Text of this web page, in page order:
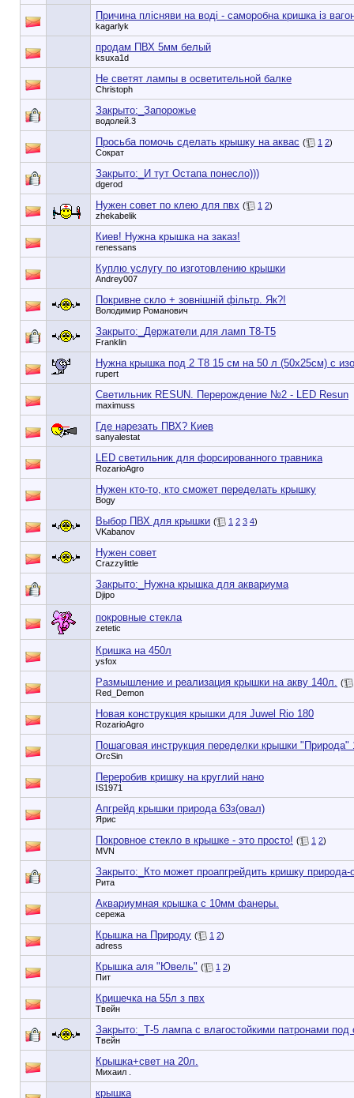
Причина плісняви на воді - саморобна кришка із
kagarlyk
продам ПВХ 5мм белый
ksuxa1d
Не светят лампы в осветительной балке
Christoph
Закрыто:_ Запорожье
водолей.3
Просьба помочь сделать крышку на аквас ( 1 2)
Сократ
Закрыто:_ И тут Остапа понесло)))
dgerod
Нужен совет по клею для пвх ( 1 2)
zhekabelik
Киев! Нужна крышка на заказ!
renessans
Куплю услугу по изготовлению крышки
Andrey007
Покривне скло + зовнішній фільтр. Як?!
Володимир Романович
Закрыто:_ Держатели для ламп Т8-Т5
Franklin
Нужна крышка под 2 T8 15 см на 50 л (50x25см) с
rupert
Светильник RESUN. Перерождение №2 - LED Resun
maximuss
Где нарезать ПВХ? Киев
sanyalestat
LED светильник для форсированного травника
RozarioAgro
Нужен кто-то, кто сможет переделать крышку
Bogy
Выбор ПВХ для крышки ( 1 2 3 4)
VKabanov
Нужен совет
Crazzylittle
Закрыто:_ Нужна крышка для аквариума
Djipo
покровные стекла
zetetic
Кришка на 450л
ysfox
Размышление и реализация крышки на акву 140л. (
Red_Demon
Новая конструкция крышки для Juwel Rio 180
RozarioAgro
Пошаговая инструкция переделки крышки "Природа"
OrcSin
Переробив кришку на круглий нано
IS1971
Апгрейд крышки природа 63з(овал)
Ярис
Покровное стекло в крышке - это просто! ( 1 2)
MVN
Закрыто:_ Кто может проапгрейдить кришку природа-
Рита
Аквариумная крышка с 10мм фанеры.
сережа
Крышка на Природу ( 1 2)
adress
Крышка аля "Ювель" ( 1 2)
Пит
Кришечка на 55л з пвх
Твейн
Закрыто:_ Т-5 лампа с влагостойкими патронами
Твейн
Крышка+свет на 20л.
Михаил .
крышка